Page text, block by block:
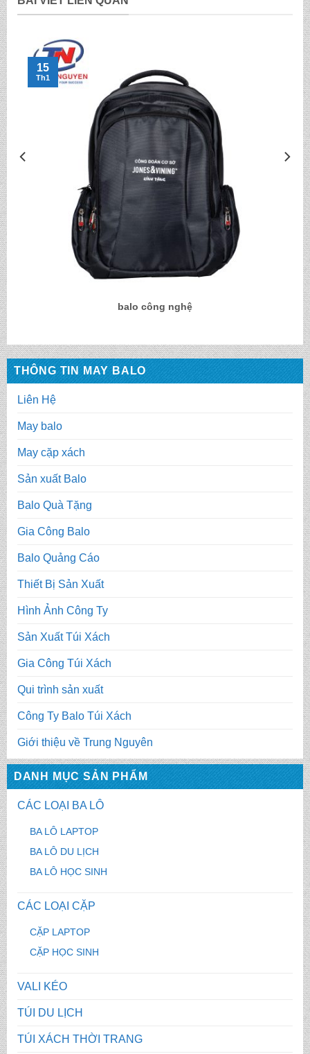
THÔNG TIN MAY BALO
Liên Hệ
May balo
May cặp xách
Sản xuất Balo
Balo Quà Tặng
Gia Công Balo
Balo Quảng Cáo
Thiết Bị Sản Xuất
Hình Ảnh Công Ty
Sản Xuất Túi Xách
Gia Công Túi Xách
Qui trình sản xuất
Công Ty Balo Túi Xách
Giới thiệu về Trung Nguyên
DANH MỤC SẢN PHẨM
CÁC LOẠI BA LÔ
BA LÔ LAPTOP
BA LÔ DU LỊCH
BA LÔ HỌC SINH
CÁC LOẠI CẶP
CẶP LAPTOP
CẶP HỌC SINH
VALI KÉO
TÚI DU LỊCH
TÚI XÁCH THỜI TRANG
balo công nghệ
15
Th1